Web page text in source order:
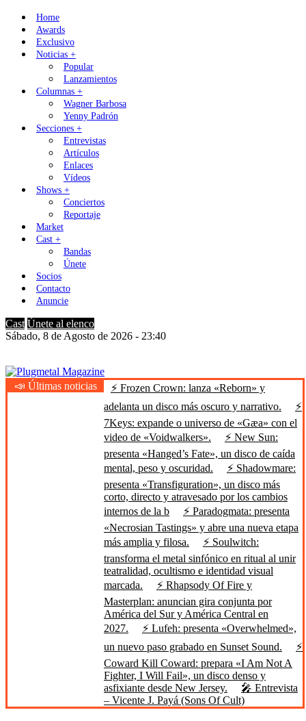
Skip
content
Home
Awards
Exclusivo
Noticias +
Popular
Lanzamientos
Columnas +
Wagner Barbosa
Yenny Padrón
Secciones +
Entrevistas
Artículos
Enlaces
Vídeos
Shows +
Conciertos
Reportaje
Market
Cast +
Bandas
Únete
Socios
Contacto
Anuncie
Cast Únete al elenco
Sábado, 8 de Agosto de 2026 - 23:40
Plugmetal Magazine
Heavy Metal is Life
📣 Últimas noticias
⚡ Frozen Crown: lanza «Reborn» y
adelanta un disco más oscuro y narrativo.
⚡
7Keys: expande o universo de «Gæa» con el
video de «Voidwalkers».
⚡ New Sun:
presenta «Hanged’s Fate», un disco de caída
mental, peso y oscuridad.
⚡ Shadowmare:
presenta «Transfiguration», un disco más
corto, directo y atravesado por los cambios
internos de la b
⚡ Paradogmata: presenta
«Necrosian Tastings» y abre una nueva etapa
más amplia y filosa.
⚡ Soulwitch:
transforma el metal sinfónico en ritual al unir
teatralidad, ocultismo e identidad visual
marcada.
⚡ Rhapsody Of Fire y
Masterplan: anuncian gira conjunta por
América del Sur y América Central en
2027.
⚡ Lufeh: presenta «Overwhelmed»,
un nuevo paso grabado en Sunset Sound.
⚡
Coward Kill Coward: prepara «I Am Not A
Fighter, I Will Fail», un disco denso y
asfixiante desde New Jersey.
🎤 Entrevista
– Vicente J. Payá (Sons Of Cult)